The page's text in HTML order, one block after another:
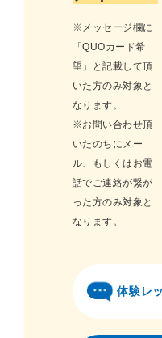
※メッセージ欄に
「QUOカード希
望」と記載して頂
いた方のみ対象と
なります。
※お問い合わせ頂
いたのちにメー
ル、もしくはお電
話でご連絡が繋が
った方のみ対象と
なります。
体験レ